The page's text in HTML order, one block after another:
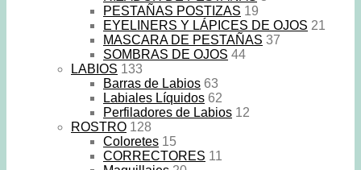
PESTAÑAS POSTIZAS 19
EYELINERS Y LÁPICES DE OJOS 21
MASCARA DE PESTAÑAS 37
SOMBRAS DE OJOS 44
LABIOS 133
Barras de Labios 63
Labiales Líquidos 62
Perfiladores de Labios 12
ROSTRO 128
Coloretes 15
CORRECTORES 11